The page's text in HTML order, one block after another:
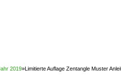
2019»Limitierte Auflage Zentangle Muster